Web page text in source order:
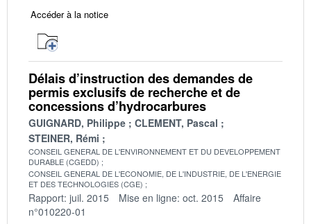
Accéder à la notice
Délais d’instruction des demandes de
permis exclusifs de recherche et de
concessions d’hydrocarbures
GUIGNARD, Philippe
CLEMENT, Pascal
STEINER, Rémi
CONSEIL GENERAL DE L'ENVIRONNEMENT ET DU DEVELOPPEMENT
DURABLE (CGEDD)
CONSEIL GENERAL DE L'ECONOMIE, DE L'INDUSTRIE, DE L'ENERGIE
ET DES TECHNOLOGIES (CGE)
Rapport: juil. 2015 Mise en ligne: oct. 2015
Affaire
n°010220-01